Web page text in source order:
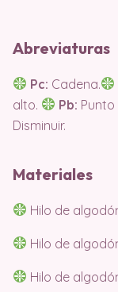
Abreviaturas
Pc: Cadena.
alto.
Pb:
Disminuir.
Materiales
Hilo de
Hilo de
Hilo de